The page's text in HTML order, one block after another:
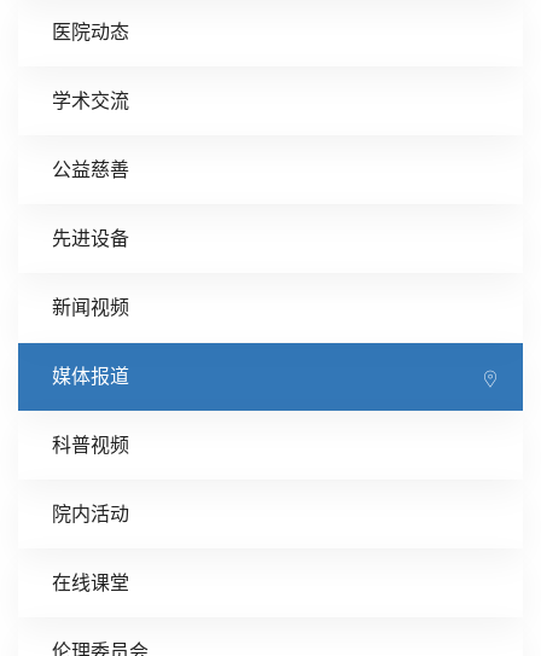
医院动态
学术交流
公益慈善
先进设备
新闻视频
媒体报道
科普视频
院内活动
在线课堂
伦理委员会